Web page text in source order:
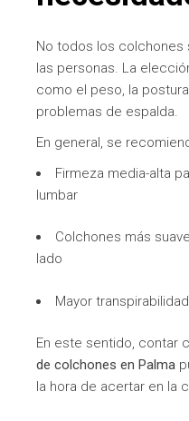
No todos los colchones
las personas. La
como el peso, la
problemas de espalda.
En general, se
Firmeza media-alta
lumbar
Colchones más
lado
Mayor
En este sentido, contar
de colchones en Palma
la hora de acertar en la